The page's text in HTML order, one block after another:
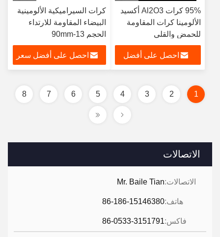
الاتصالات
الاتصالات:Mr. Baile Tian
هاتف:86-186-15146380
فاكس:86-0533-3151791
95% كرات Al2O3 أكسيد
الألومينا كرات المقاومة
للحمض والقلي
احصل على أفضل
كرات السيراميكية الألومينية
البيضاء المقاومة للارتداء
الحجم 13-90mm
احصل على أفضل سعر
1
2
3
4
5
6
7
8